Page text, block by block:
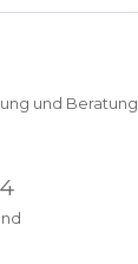
und Beratung